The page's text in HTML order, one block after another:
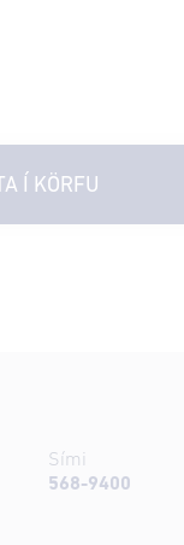
Í KÖRFU
Sími
568-9400